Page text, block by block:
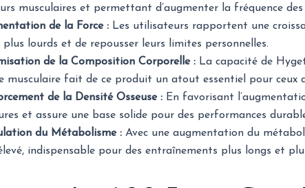
musculaires et permettant d’augmenter la fréquence
de la Force :Les utilisateurs rapportent une
plus lourds et de repousser leurs limites personnelles.
de la Composition Corporelle :La capacité de
musculaire fait de ce produit un atout essentiel pour ceux
de la Densité Osseuse :En favorisant
et assure une base solide pour des performances
du Métabolisme :Avec une augmentation du
indispensable pour des entraînements plus longs et